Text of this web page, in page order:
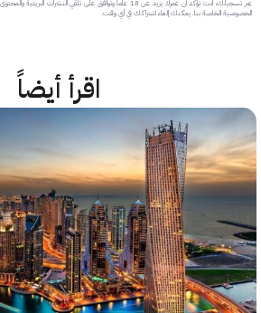
عبر تسجيلك، أنت تؤكد أن عمرك يزيد عن 18 عاماً وتوافق على تلقي النشرات البريدية
الخاصة بنا. يمكنك إلغاء اشتراكك في أي وقت.
اقرأ أيضاً